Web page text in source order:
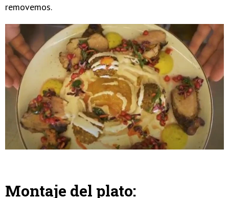
removemos.
Montaje del plato: